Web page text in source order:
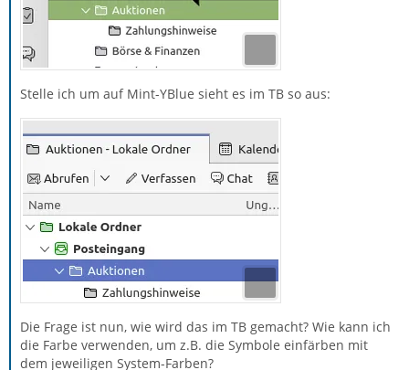
Stelle ich um auf Mint-YBlue sieht es im TB so aus:
Die Frage ist nun, wie wird das im TB gemacht? Wie kann ich
die Farbe verwenden, um z.B. die Symbole einfärben mit
dem jeweiligen System-Farben?